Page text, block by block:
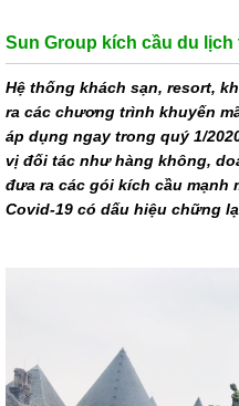
Sun Group kích cầu du lịch
Hệ thống khách sạn, resort,
ra các chương trình khuyến
áp dụng ngay trong quý 1/
vị đối tác như hàng không,
đưa ra các gói kích cầu mạnh
Covid-19 có dấu hiệu chững